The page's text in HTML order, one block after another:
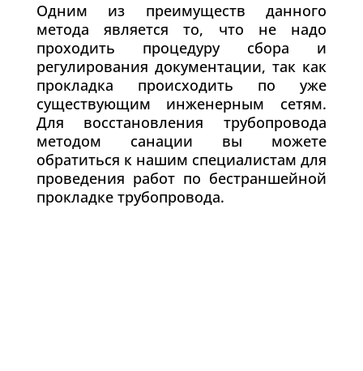
Одним из преимуществ данного
метода является то, что не надо
проходить процедуру сбора и
регулирования документации, так как
прокладка происходить по уже
существующим инженерным сетям.
Для восстановления трубопровода
методом санации вы можете
обратиться к нашим специалистам для
проведения работ по бестраншейной
прокладке трубопровода.